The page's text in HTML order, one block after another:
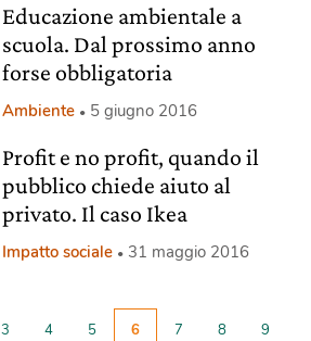
Educazione ambientale a
scuola. Dal prossimo anno
forse obbligatoria
Ambiente 5 giugno 2016
Profit e no profit, quando il
pubblico chiede aiuto al
privato. Il caso Ikea
Impatto sociale 31 maggio 2016
3 4 5 6 7 8 9